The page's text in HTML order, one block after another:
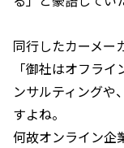
同行したカーメー
「御社はオフラ
ンサルティングや
すよね。
何故オンライン企